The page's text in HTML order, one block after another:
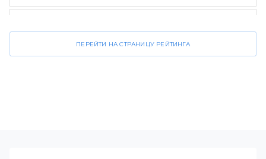
ПЕРЕЙТИ НА СТРАНИЦУ РЕЙТИНГА